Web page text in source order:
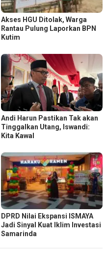
Akses HGU Ditolak, Warga
Rantau Pulung Laporkan BPN
Kutim
Andi Harun Pastikan Tak akan
Tinggalkan Utang, Iswandi:
Kita Kawal
DPRD Nilai Ekspansi ISMAYA
Jadi Sinyal Kuat Iklim Investasi
Samarinda